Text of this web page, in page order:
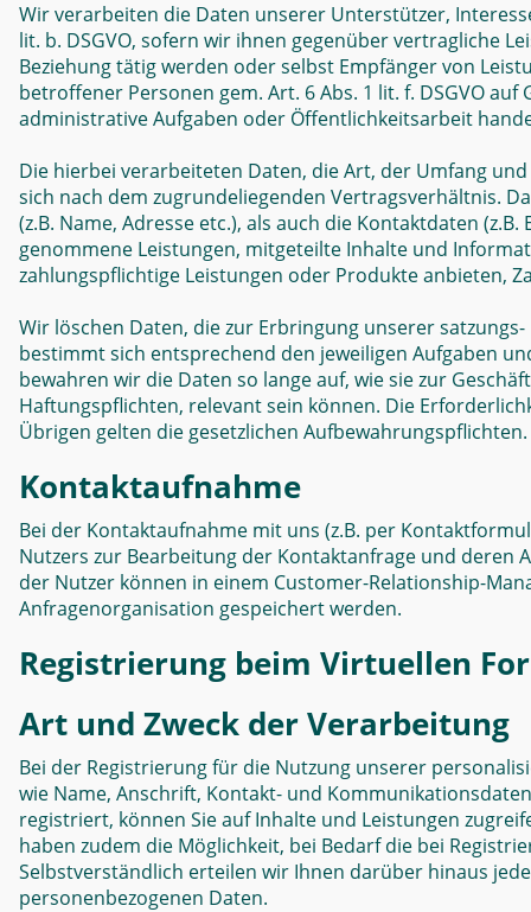
Wir verarbeiten die Daten unserer Unterstützer,
lit. b. DSGVO, sofern wir ihnen gegenüber vertragliche
Beziehung tätig werden oder selbst Empfänger von
betroffener Personen gem. Art. 6 Abs. 1 lit. f. DSGVO
administrative Aufgaben oder Öffentlichkeitsarbeit
Die hierbei verarbeiteten Daten, die Art, der Umfang
sich nach dem zugrundeliegenden Vertragsverhältnis.
(z.B. Name, Adresse etc.), als auch die Kontaktdaten
genommene Leistungen, mitgeteilte Inhalte und
zahlungspflichtige Leistungen oder Produkte anbieten,
Wir löschen Daten, die zur Erbringung unserer
bestimmt sich entsprechend den jeweiligen Aufgaben
bewahren wir die Daten so lange auf, wie sie zur
Haftungspflichten, relevant sein können. Die
Übrigen gelten die gesetzlichen Aufbewahrungspflichten.
Kontaktaufnahme
Bei der Kontaktaufnahme mit uns (z.B. per
Nutzers zur Bearbeitung der Kontaktanfrage und deren
der Nutzer können in einem Customer-Relationship-
Anfragenorganisation gespeichert werden.
Registrierung beim Virtuellen
Art und Zweck der Verarbeitung
Bei der Registrierung für die Nutzung unserer
wie Name, Anschrift, Kontakt- und
registriert, können Sie auf Inhalte und Leistungen
haben zudem die Möglichkeit, bei Bedarf die bei
Selbstverständlich erteilen wir Ihnen darüber hinaus
personenbezogenen Daten.